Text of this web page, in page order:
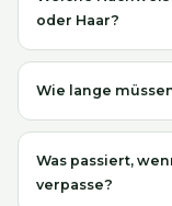
oder Haar?
Wie lange
Was passiert,
verpasse?